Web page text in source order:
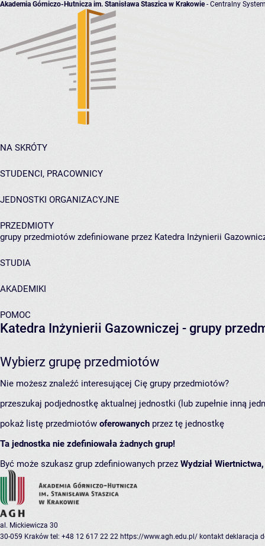
Akademia Górniczo-Hutnicza im. Stanisława Staszica w Krakowie- Centralny
NA SKRÓTY
STUDENCI, PRACOWNICY
JEDNOSTKI ORGANIZACYJNE
PRZEDMIOTY
grupy przedmiotów zdefiniowane przez Katedra Inżynierii
STUDIA
AKADEMIKI
POMOC
Katedra Inżynierii Gazowniczej - grupy
Wybierz grupę przedmiotów
Nie możesz znaleźć interesującej Cię grupy przedmiotów?
przeszukaj podjednostkę aktualnej jednostki (lub zupełnie inną
pokaż listę przedmiotów oferowanych przez tę jednostkę
Ta jednostka nie zdefiniowała żadnych grup!
Być może szukasz grup zdefiniowanych przez Wydział
al. Mickiewicza 30
30-059 Kraków tel: +48 12 617 22 22 https://www.agh.edu.pl/ kontakt deklaracja